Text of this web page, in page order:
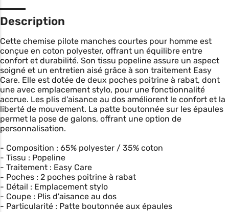
Description
Cette chemise pilote manches courtes pour homme est
conçue en coton polyester, offrant un équilibre entre
confort et durabilité. Son tissu popeline assure un aspect
soigné et un entretien aisé grâce à son traitement Easy
Care. Elle est dotée de deux poches poitrine à rabat, dont
une avec emplacement stylo, pour une fonctionnalité
accrue. Les plis d'aisance au dos améliorent le confort et la
liberté de mouvement. La patte boutonnée sur les épaules
permet la pose de galons, offrant une option de
personnalisation.
- Composition : 65% polyester / 35% coton
- Tissu : Popeline
- Traitement : Easy Care
- Poches : 2 poches poitrine à rabat
- Détail : Emplacement stylo
- Coupe : Plis d'aisance au dos
- Particularité : Patte boutonnée aux épaules